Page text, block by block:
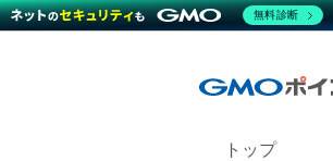
トップ
無料診断